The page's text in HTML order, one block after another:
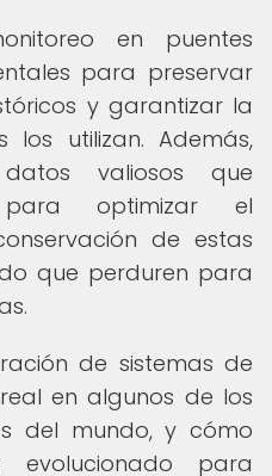
en puentes
para preservar
y garantizar la
los utilizan. Además,
valiosos que
para optimizar el
de estas
que perduren para
de sistemas de
en algunos de los
del mundo, y cómo
para